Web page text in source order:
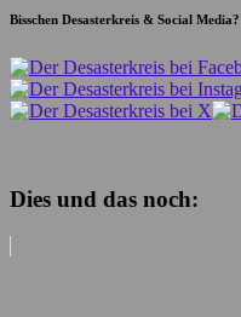
Bisschen Desasterkreis & Social Media?
Dies und das noch: